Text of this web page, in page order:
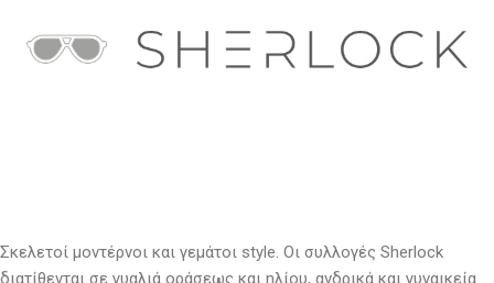
Σκελετοί μοντέρνοι και γεμάτοι style. Οι συλλογές Sherlock
διατίθενται σε γυαλιά οράσεως και ηλίου, ανδρικά και γυναικεία